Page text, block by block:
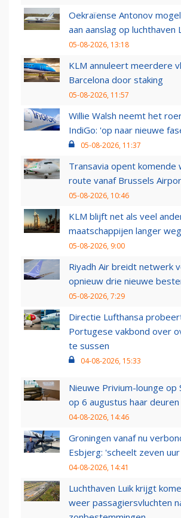
Oekraïense Antonov
aan aanslag op luchthaven
05-08-2026, 13:18
KLM annuleert meerdere
Barcelona door staking
05-08-2026, 11:57
Willie Walsh neemt het
IndiGo: 'op naar nieuwe
05-08-2026, 11:37
Transavia opent komende
route vanaf Brussels
05-08-2026, 10:46
KLM blijft net als veel
maatschappijen langer
05-08-2026, 9:00
Riyadh Air breidt netwerk
opnieuw drie nieuwe
05-08-2026, 7:29
Directie Lufthansa
Portugese vakbond over
te sussen
04-08-2026, 15:33
Nieuwe Privium-lounge op
op 6 augustus haar deuren
04-08-2026, 14:46
Groningen vanaf nu
Esbjerg: 'scheelt zeven
04-08-2026, 14:41
Luchthaven Luik krijgt
weer passagiersvluchten